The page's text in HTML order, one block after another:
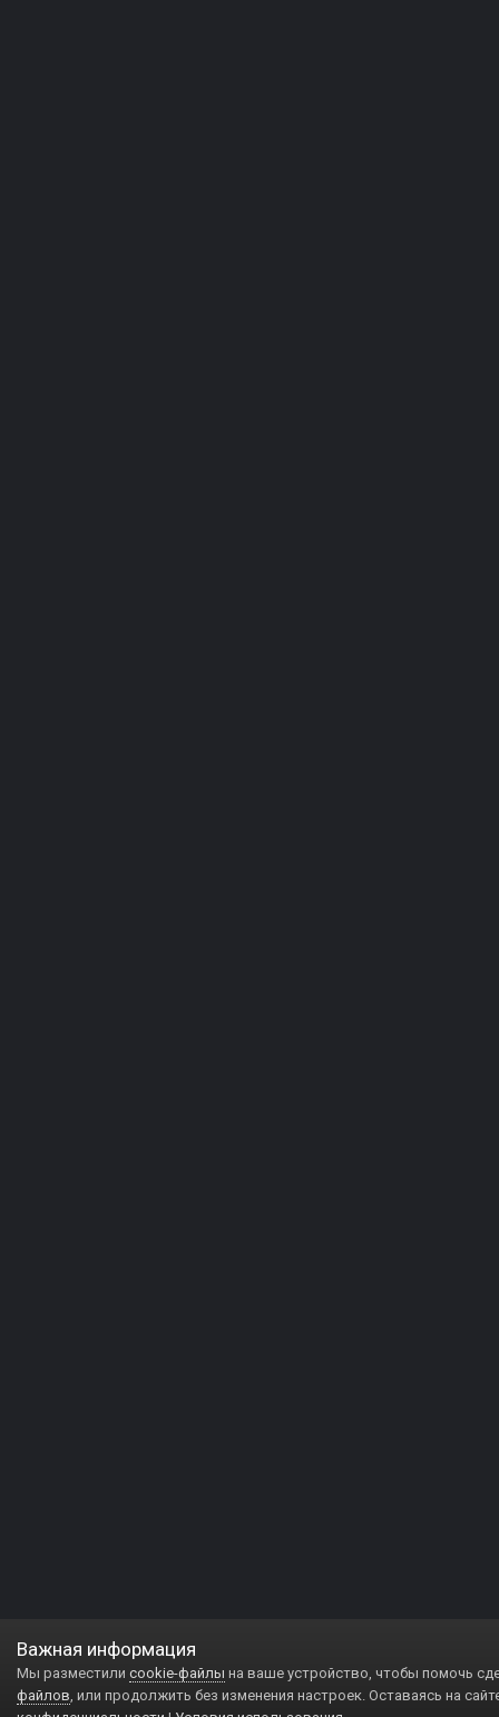
Важная информация
Мы разместили cookie-файлы на ваше устройство, чтобы помочь
файлов, или продолжить без изменения настроек. Оставаясь на